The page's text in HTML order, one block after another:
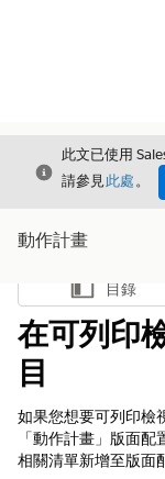
結束
此文已使用
請參見此處。
動作計畫
顯示目錄
目錄
在可列印
目
如果您想要可列印檢
「動作計畫」版面
相關清單新增至版面